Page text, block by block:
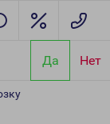
Да Нет